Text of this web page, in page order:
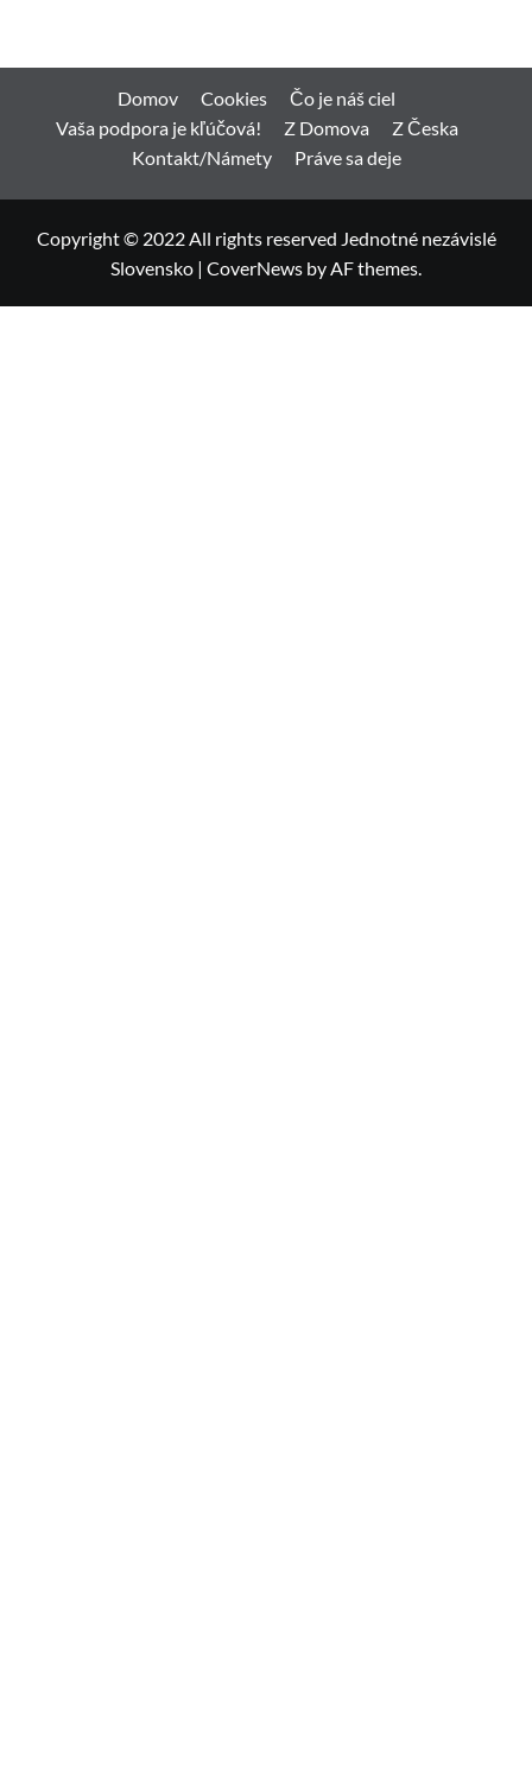
Domov Cookies
Čo je náš ciel
Vaša podpora je kľúčová!
Z Domova
Z Česka
Kontakt/Námety
Práve sa deje
Copyright © 2022 All rights reserved Jednotné nezávislé
Slovensko | CoverNews by AF themes.